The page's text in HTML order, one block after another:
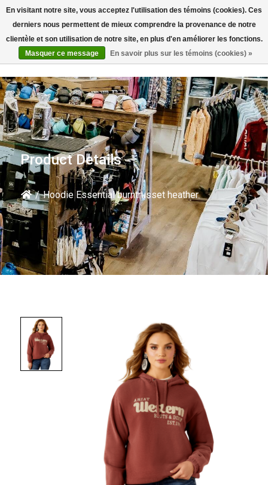
Rechercher
Product Details
/ Hoodie Essential burntrusset heather
En visitant notre site, vous acceptez l'utilisation des témoins (cookies). Ces
derniers nous permettent de mieux comprendre la provenance de notre
clientèle et son utilisation de notre site, en plus d'en améliorer les fonctions.
Masquer ce message
En savoir plus sur les témoins (cookies) »